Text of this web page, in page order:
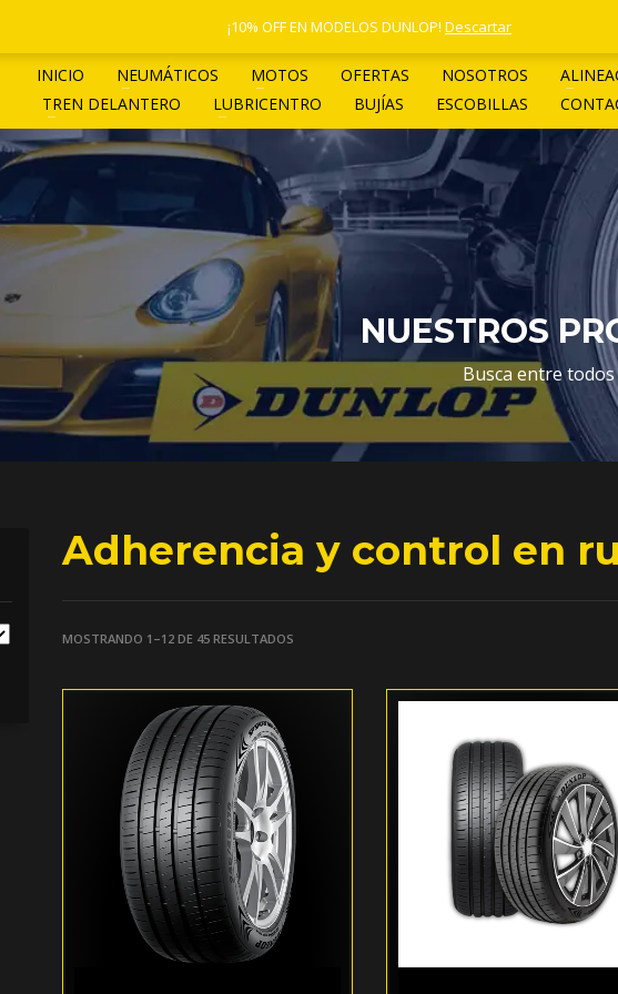
INICIO NEUMÁTICOS MOTOS OFERTAS NOSOTROS
TREN DELANTERO
LUBRICENTRO BUJÍAS ESCOBILLAS
NUESTROS
Busca entre
Adherencia y control en
MOSTRANDO 1–12 DE 45 RESULTADOS
¡10% OFF EN MODELOS DUNLOP! Descartar